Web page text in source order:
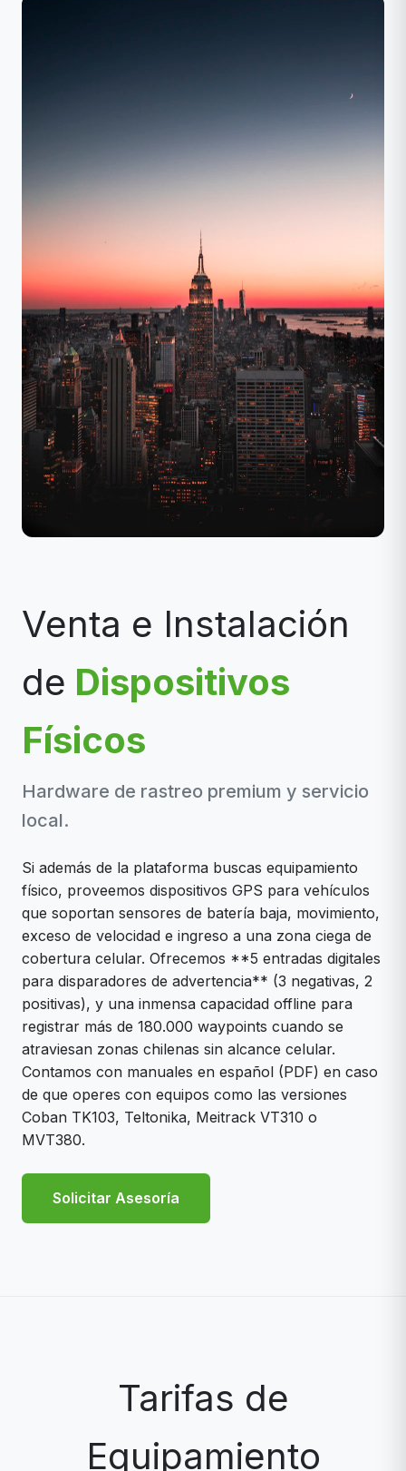
Venta e Instalación
de Dispositivos
Físicos
Hardware de rastreo premium y servicio
local.
Si además de la plataforma buscas equipamiento
físico, proveemos dispositivos GPS para vehículos
que soportan sensores de batería baja, movimiento,
exceso de velocidad e ingreso a una zona ciega de
cobertura celular. Ofrecemos **5 entradas digitales
para disparadores de advertencia** (3 negativas, 2
positivas), y una inmensa capacidad offline para
registrar más de 180.000 waypoints cuando se
atraviesan zonas chilenas sin alcance celular.
Contamos con manuales en español (PDF) en caso
de que operes con equipos como las versiones
Coban TK103, Teltonika, Meitrack VT310 o
MVT380.
Solicitar Asesoría
Tarifas de
Equipamiento